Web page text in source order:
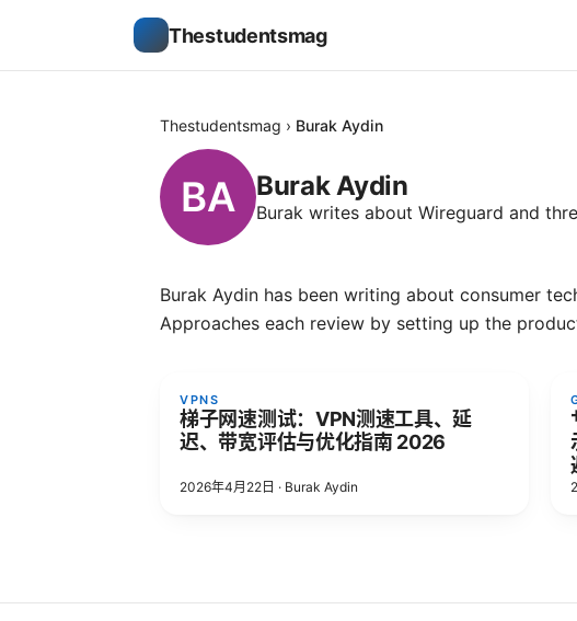
Thestudentsmag
Thestudentsmag › Burak Aydin
Burak Aydin
Burak writes about Wireguard and
Burak Aydin has been writing about consumer
Approaches each review by setting up the
VPNS
梯子网速测试：VPN测速工具、延
迟、带宽评估与优化指南 2026
2026年4月22日 · Burak Aydin